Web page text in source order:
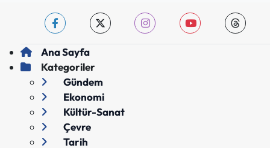
Ana Sayfa
Kategoriler
Gündem
Ekonomi
Kültür-Sanat
Çevre
Tarih